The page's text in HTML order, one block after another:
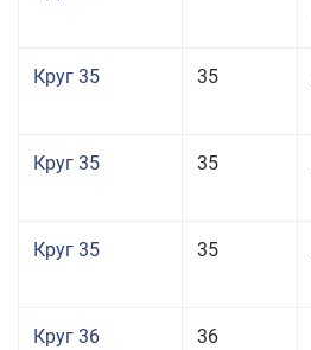
Круг 35 35
Круг 35 35
Круг 35 35
Круг 36 36